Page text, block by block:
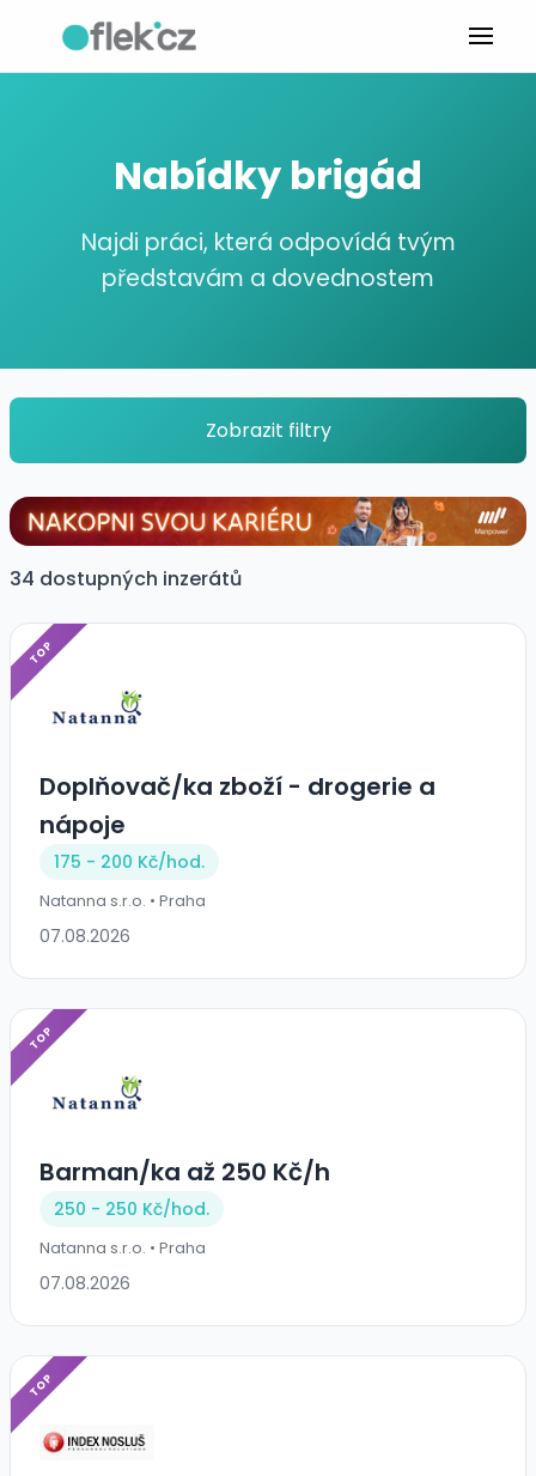
Nabídky brigád
Najdi práci, která odpovídá tvým
představám a dovednostem
Zobrazit filtry
34 dostupných inzerátů
TOP
Doplňovač/ka zboží - drogerie a
nápoje
175 - 200 Kč/hod.
Natanna s.r.o. • Praha
07.08.2026
TOP
Barman/ka až 250 Kč/h
250 - 250 Kč/hod.
Natanna s.r.o. • Praha
07.08.2026
TOP